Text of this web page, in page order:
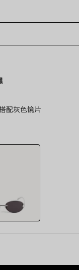
配灰色镜片